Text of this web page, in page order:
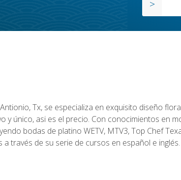
Tx, se especializa en exquisito diseño
y único, asi es el precio. Con conocimientos en
bodas de platino WETV, MTV3, Top Chef
través de su serie de cursos en español e inglés.